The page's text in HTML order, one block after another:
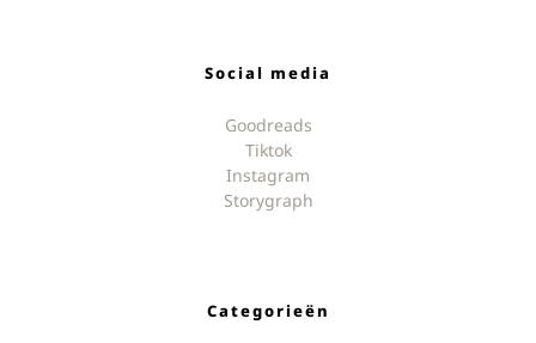
Social media
Goodreads
Tiktok
Instagram
Storygraph
Categorieën